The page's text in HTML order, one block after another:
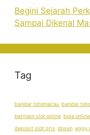
Begini Sejarah
Sampai Dikenal
Tag
bandar totomacau bandar
bermain slot online bola online
deposit slot qris dosen eggy